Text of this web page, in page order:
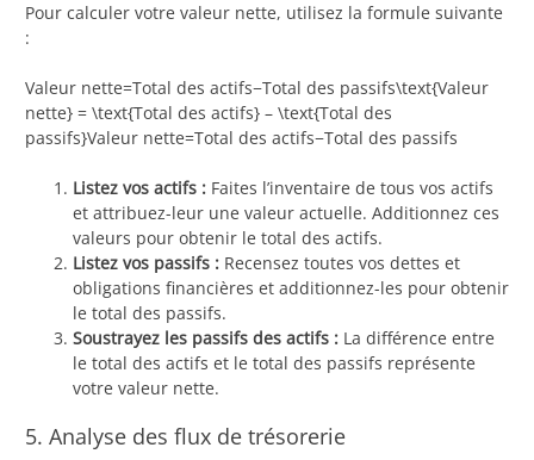
Pour calculer votre valeur nette, utilisez la formule suivante
:
Valeur nette=Total des actifs−Total des passifs\text{Valeur
nette} = \text{Total des actifs} – \text{Total des
passifs}Valeur nette=Total des actifs−Total des passifs
Listez vos actifs : Faites l’inventaire de tous vos actifs
et attribuez-leur une valeur actuelle. Additionnez ces
valeurs pour obtenir le total des actifs.
Listez vos passifs : Recensez toutes vos dettes et
obligations financières et additionnez-les pour obtenir
le total des passifs.
Soustrayez les passifs des actifs : La différence entre
le total des actifs et le total des passifs représente
votre valeur nette.
5. Analyse des flux de trésorerie